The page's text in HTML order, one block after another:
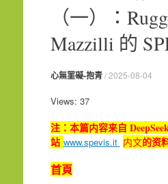
（一）：
Mazzilli 的
心無罣礙-抱青/2025-08-04
Views: 37
注：本篇内容来自
站 www.spevis.it 内文的资
首頁